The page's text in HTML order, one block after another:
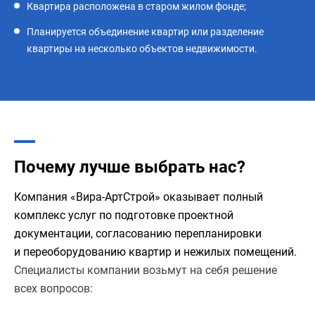
Квартира расположена в старом жилом фонде;
Планируется объединение квартир или разделение
квартиры на несколько объектов недвижимости.
Почему лучше выбрать нас?
Компания «Вира-АртСтрой» оказывает полный
комплекс услуг по подготовке проектной
документации, согласованию перепланировки
и переоборудованию квартир и нежилых помещений.
Специалисты компании возьмут на себя решение
всех вопросов: